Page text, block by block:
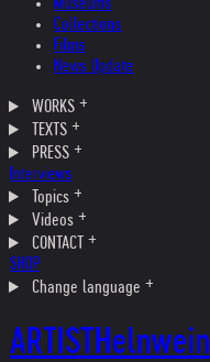
Collections
Films
News Update
WORKS
TEXTS
PRESS
Interviews
Topics
Videos
CONTACT
SHOP
Change language
ARTISTHelnwein